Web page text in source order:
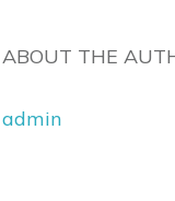
ABOUT THE
admin